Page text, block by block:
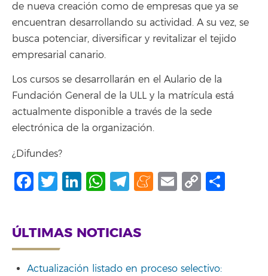
de nueva creación como de empresas que ya se
encuentran desarrollando su actividad. A su vez, se
busca potenciar, diversificar y revitalizar el tejido
empresarial canario.
Los cursos se desarrollarán en el Aulario de la
Fundación General de la ULL y la matrícula está
actualmente disponible a través de la sede
electrónica de la organización.
¿Difundes?
Facebook
Twitter
LinkedIn
WhatsApp
Telegram
Meneame
Email
Copy
ÚLTIMAS NOTICIAS
Actualización listado en proceso selectivo: